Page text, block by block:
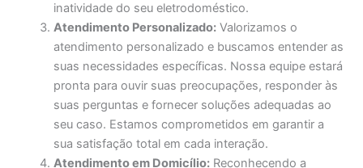
inatividade do seu eletrodoméstico.
Atendimento Personalizado: Valorizamos o
atendimento personalizado e buscamos entender as
suas necessidades específicas. Nossa equipe estará
pronta para ouvir suas preocupações, responder às
suas perguntas e fornecer soluções adequadas ao
seu caso. Estamos comprometidos em garantir a
sua satisfação total em cada interação.
Atendimento em Domicílio: Reconhecendo a